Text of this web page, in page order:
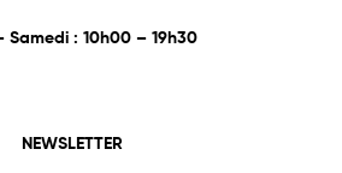
Samedi : 10h00 – 19h30
NEWSLETTER